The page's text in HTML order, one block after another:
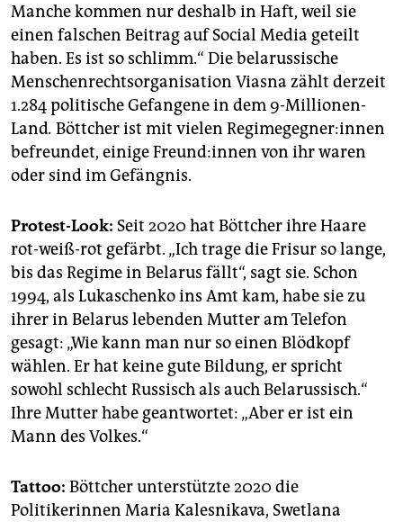
Manche kommen nur deshalb in Haft, weil sie
einen falschen Beitrag auf Social Media geteilt
haben. Es ist so schlimm.“ Die belarussische
Menschenrechtsorganisation Viasna zählt derzeit
1.284 politische Gefangene in dem 9-Millionen-
Land. Böttcher ist mit vielen Re­gime­geg­ne­r:in­nen
befreundet, einige Freun­d:in­nen von ihr waren
oder sind im Gefängnis.
Protest-Look: Seit 2020 hat Böttcher ihre Haare
rot-weiß-rot gefärbt. „Ich trage die Frisur so lange,
bis das Regime in Belarus fällt“, sagt sie. Schon
1994, als Lukaschenko ins Amt kam, habe sie zu
ihrer in Belarus lebenden Mutter am Telefon
gesagt: „Wie kann man nur so einen Blödkopf
wählen. Er hat keine gute Bildung, er spricht
sowohl schlecht Russisch als auch Belarussisch.“
Ihre Mutter habe geantwortet: „Aber er ist ein
Mann des Volkes.“
Tattoo: Böttcher unterstützte 2020 die
Politikerinnen Maria Kalesnikava, Swetlana